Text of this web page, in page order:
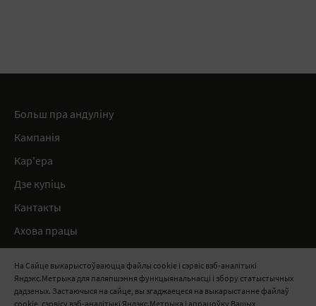
На Сайце выкарыстоўваюцца файлы cookie і сэрвіс вэб-аналітыкі
Яндэкс.Метрыка для паляпшэння функцыянальнасці і збору статыстычных
дадзеных. Застаючыся на сайце, вы згаджаецеся на выкарыстанне файлаў
8 820 0071 8888
Больш пра андуліну
Кампанія
Кар'ера
Дзе купіць
Кантакты
Ахова працы